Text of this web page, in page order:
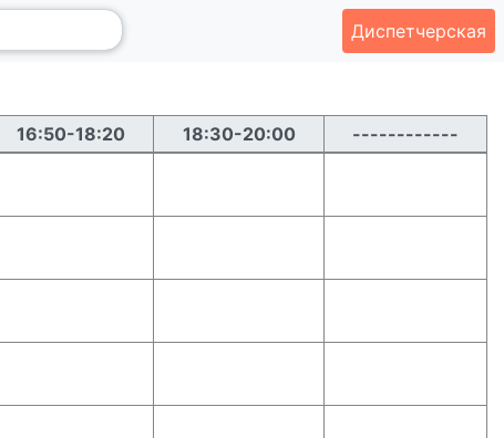
Диспетчерская
16:50-18:20 18:30-20:00
------------